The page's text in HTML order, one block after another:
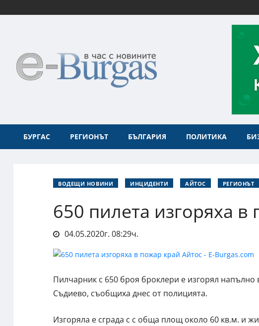
БУРГАС РЕГИОНЪТ БЪЛГАРИЯ ПОЛИТИКА
ВОДЕЩИ НОВИНИ ИНЦИДЕНТИ АЙТОС РЕГИОНЪТ
650 пилета изгоряха
04.05.2020г. 08:29ч.
Пилчарник с 650 броя броклери е изгорял напълно
Съдиево, съобщиха днес от полицията.
Изгоряла е сграда с с обща площ около 60 кв.м. и